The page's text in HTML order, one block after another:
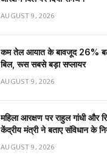
AUGUST 9, 2026
कम तेल आयात के बावजूद 26%
बिल, रूस सबसे बड़ा सप्लायर
AUGUST 9, 2026
महिला आरक्षण पर राहुल गांधी और
केंद्रीय मंत्री ने बताए संविधान के
AUGUST 9, 2026